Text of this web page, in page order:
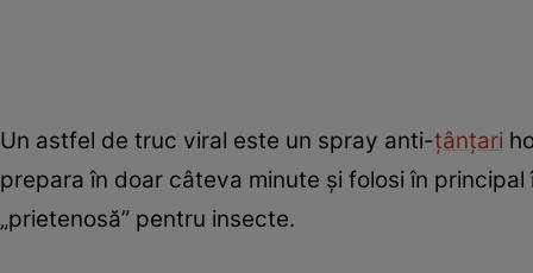
Un astfel de truc viral este un spray anti-țânțari
prepara în doar câteva minute și folosi în
„prietenosă” pentru insecte.